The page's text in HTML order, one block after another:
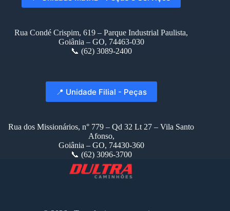
Rua Condé Crispim, 619 – Parque Industrial Paulista,
Goiânia – GO, 74463-030
📞 (62) 3089-2400
📍 Unidade Filial - Peças
Rua dos Missionários, n° 779 – Qd 32 Lt 27 – Vila Santo
Afonso,
Goiânia – GO, 74430-360
📞 (62) 3096-3700